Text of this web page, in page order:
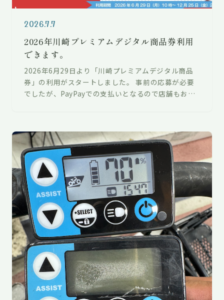
2026.7.7
2026年川崎プレミアムデジタル商品券利用
できます。
2026年6月29日より「川崎プレミアムデジタル商品
券」の利用がスタートしました。 事前の応募が必要
でしたが、PayPayでの支払いとなるので店舗もお客